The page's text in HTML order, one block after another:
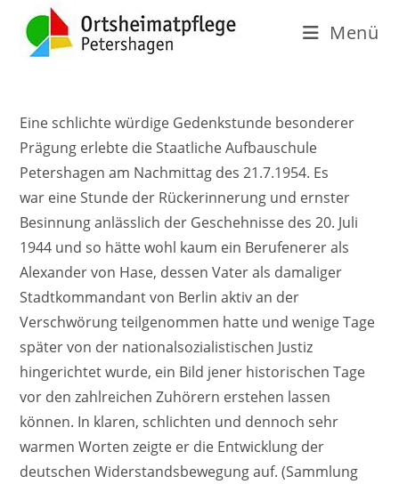
Menü
Eine schlichte würdige Gedenkstunde besonderer
Prägung erlebte die Staatliche Aufbauschule
Petershagen am Nachmittag des 21.7.1954. Es
war eine Stunde der Rückerinnerung und ernster
Besinnung anlässlich der Geschehnisse des 20. Juli
1944 und so hätte wohl kaum ein Berufenerer als
Alexander von Hase, dessen Vater als damaliger
Stadtkommandant von Berlin aktiv an der
Verschwörung teilgenommen hatte und wenige Tage
später von der nationalsozialistischen Justiz
hingerichtet wurde, ein Bild jener historischen Tage
vor den zahlreichen Zuhörern erstehen lassen
können. In klaren, schlichten und dennoch sehr
warmen Worten zeigte er die Entwicklung der
deutschen Widerstandsbewegung auf. (Sammlung